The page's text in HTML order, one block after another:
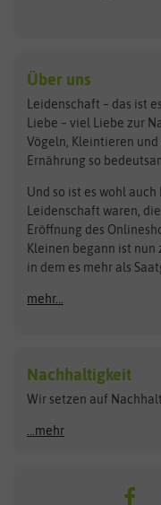
Kräutersamen
Obstsamen
Pilzbrut
Rasensamen
Steckzwiebeln
Zimmer & Kübelpflanzen
Kataloge
Schnäppchen
Anzucht &
Anzuchtschalen
Heizmatte & Heizkabel
Kokos-Quelltabletten
Zimmergewächshaus
Benary
Bingenheimer
Bionana
BIOWOL
Blumicorn
Bûten Birds
Carl Pabst
Florissa
Flortis
Franchi Sementi
Über uns
Leidenschaft – das ist
Liebe – viel Liebe zur
Vögeln, Kleintieren und
Ernährung so
Und so ist es wohl auch
Leidenschaft waren,
Eröffnung des
Kleinen begann ist nun
in dem es mehr als
mehr...
Nachhaltigkeit
Wir setzen auf
...mehr